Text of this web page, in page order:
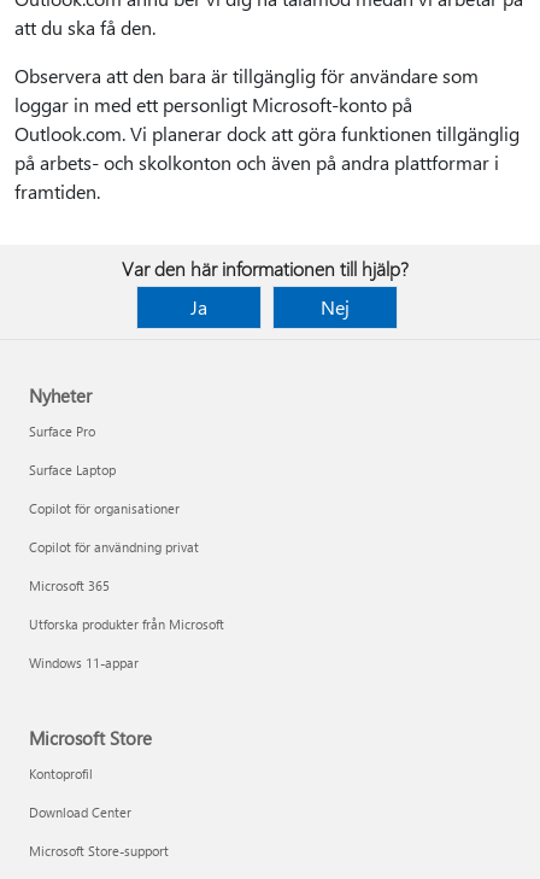
att du ska få den.
Observera att den bara är tillgänglig för användare som
loggar in med ett personligt Microsoft-konto på
Outlook.com. Vi planerar dock att göra funktionen tillgänglig
på arbets- och skolkonton och även på andra plattformar i
framtiden.
Var den här informationen till hjälp?
Ja
Nej
Nyheter
Surface Pro
Surface Laptop
Copilot för organisationer
Copilot för användning privat
Microsoft 365
Utforska produkter från Microsoft
Windows 11-appar
Microsoft Store
Kontoprofil
Download Center
Microsoft Store-support